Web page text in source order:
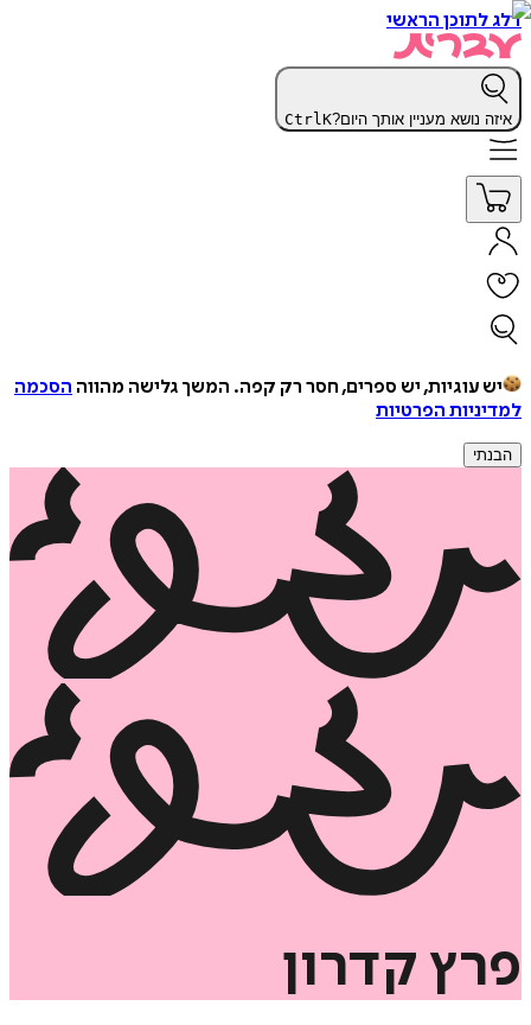
דלג לתוכן הראשי
איזה נושא מעניין אותך היום? CtrlK
יש עוגיות, יש ספרים, חסר רק קפה. המשך גלישה מהווה הסכמה
למדיניות הפרטיות
הבנתי
פרץ קדרון